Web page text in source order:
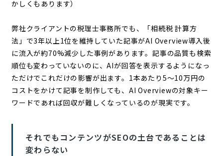
かしくもあります）
弊社クライアントの税理士事務所でも、「相続税 計算方
法」で3年以上1位を維持していた記事がAI Overview導入後
に流入が約70%減少した事例があります。記事の品質も検索
順位も変わっていないのに、AIが回答を表示するようになっ
ただけでこれだけの影響が出ます。1本あたり5〜10万円の
コストをかけて記事を制作しても、AI Overviewの対象キー
ワードであれば回収が難しくなっているのが現実です。
それでもコンテンツがSEOの土台であることは
変わらない